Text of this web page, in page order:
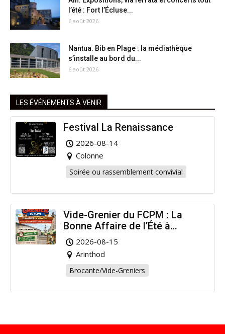
l’été : Fort l’Écluse...
6 août 2026
Nantua. Bib en Plage : la médiathèque
s’installe au bord du...
6 août 2026
LES ÉVÉNEMENTS À VENIR
Festival La Renaissance
2026-08-14
Colonne
Soirée ou rassemblement convivial
Vide-Grenier du FCPM : La
Bonne Affaire de l’Été à
Arinthod !
2026-08-15
Arinthod
Brocante/Vide-Greniers